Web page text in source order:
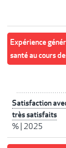
Expérience
santé au cours
Satisfaction
très satisfaits
% 2025